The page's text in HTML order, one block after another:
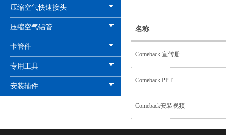
压缩空气快速接头
压缩空气铝管
卡管件
专用工具
安装辅件
名称
Comeback 宣传册
Comeback PPT
Comeback安装视频